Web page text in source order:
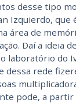
desse tipo
Izquierdo, que
área de
Daí a ideia
o laboratório do
dessa rede
pode, a partir